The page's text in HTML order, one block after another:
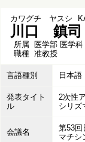
カワグチ ヤスシ
川口 鎮司
所属 医学部 医学科
職種 准教授
言語種別 日本語
発表タイト
ル
2次性
シリズ
会議名
第53回
マチシ